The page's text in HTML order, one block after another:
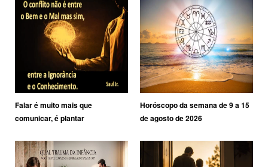
Falar é muito mais que
comunicar, é plantar
Horóscopo da semana de 9 a 15
de agosto de 2026